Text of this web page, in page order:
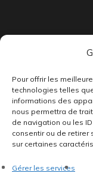
Pour offrir les
technologies telles
informations des
nous permettra de
de navigation ou les
consentir ou de retirer
sur certaines
Gérer les services
toujours des pépites